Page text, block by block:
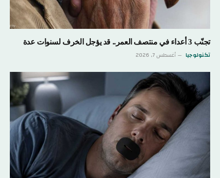
تجنّب 3 أعداء في منتصف العمر.. قد يؤجل الخرف لسنوات عدة
تكنولوجيا أغسطس 7, 2026